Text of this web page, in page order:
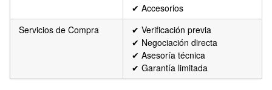
✔ Accesorios
Servicios de Compra
✔ Verificación previa
✔ Negociación directa
✔ Asesoría técnica
✔ Garantía limitada